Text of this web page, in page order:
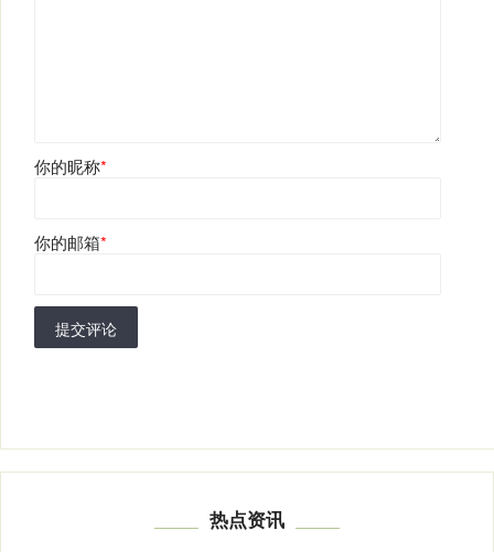
你的昵称*
你的邮箱*
提交评论
热点资讯